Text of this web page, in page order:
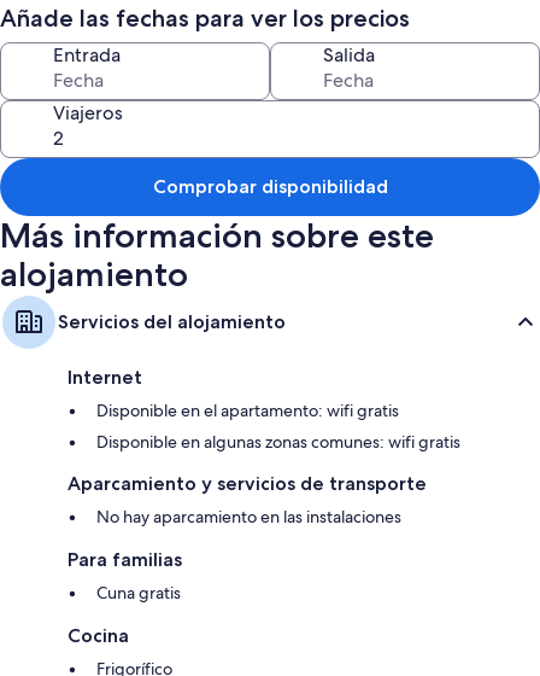
Todas las habitaciones en Cosmo Apartments Casanova brindan
comodidades tales como aire acondicionado o wifi gratis.
Además, otros de los servicios que encontrarás en todas las
habitaciones incluyen:
Camas supletorias (de pago) y cunas gratuitas
Cocinas con frigoríficos, lavavajillas y microondas
Hornos, placas de cocina y utensilios de cocina
Añade las fechas para ver los precios
Entrada Salida
Viajeros
Comprobar disponibilidad
Más información sobre este
alojamiento
Servicios del alojamiento
Internet
Disponible en el apartamento: wifi gratis
Disponible en algunas zonas comunes: wifi gratis
Aparcamiento y servicios de transporte
No hay aparcamiento en las instalaciones
Para familias
Cuna gratis
Cocina
Frigorífico